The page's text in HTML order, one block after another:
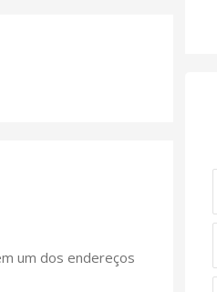
um dos endereços